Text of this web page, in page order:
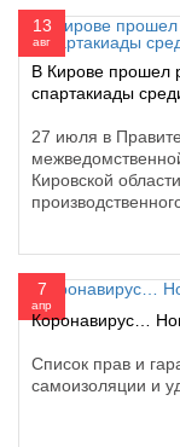
13
авг
В Кирове прошел
спартакиады
27 июля в
Кировской
7
апр
Коронавирус…
Список прав и
самоизоляции и